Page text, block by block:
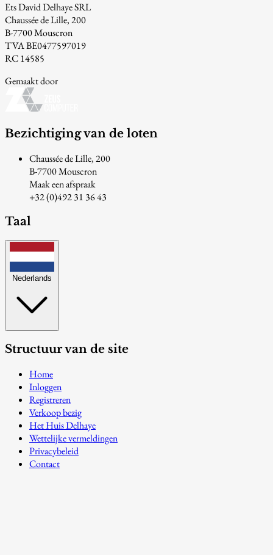
Ets David Delhaye SRL
Chaussée de Lille, 200
B-7700 Mouscron
TVA BE0477597019
RC 14585
Gemaakt door
Bezichtiging van de loten
Chaussée de Lille, 200
B-7700 Mouscron
Maak een afspraak
+32 (0)492 31 36 43
Taal
Nederlands
Structuur van de site
Home
Inloggen
Registreren
Verkoop bezig
Het Huis Delhaye
Wettelijke vermeldingen
Privacybeleid
Contact